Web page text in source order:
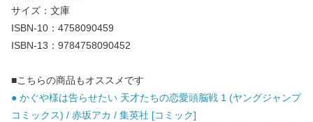
サイズ：文庫
ISBN-10：4758090459
ISBN-13：9784758090452
■こちらの商品もオススメです
● かぐや様は告らせたい 天才たちの恋愛頭脳戦 1 (ヤングジャンプ
コミックス) / 赤坂アカ / 集英社 [コミック]